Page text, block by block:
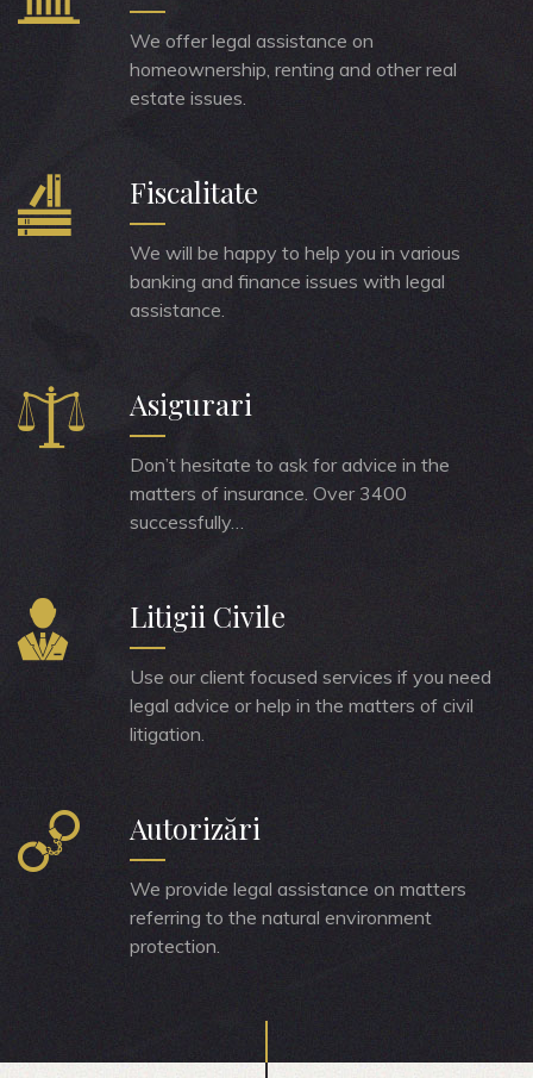
We offer legal assistance on
homeownership, renting and other real
estate issues.
Fiscalitate
We will be happy to help you in various
banking and finance issues with legal
assistance.
Asigurari
Don’t hesitate to ask for advice in the
matters of insurance. Over 3400
successfully…
Litigii Civile
Use our client focused services if you need
legal advice or help in the matters of civil
litigation.
Autorizări
We provide legal assistance on matters
referring to the natural environment
protection.